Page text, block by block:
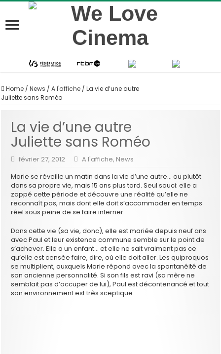
Home / News / A l'affiche / La vie d’une autre
Juliette sans Roméo
La vie d’une autre
Juliette sans Roméo
février 27, 2012 A l'affiche, News
Marie se réveille un matin dans la vie d’une autre… ou plutôt
dans sa propre vie, mais 15 ans plus tard. Seul souci: elle a
zappé cette période et découvre une réalité qu’elle ne
reconnaît pas, mais dont elle doit s’accommoder en temps
réel sous peine de se faire interner.
Dans cette vie (sa vie, donc), elle est mariée depuis neuf ans
avec Paul et leur existence commune semble sur le point de
s’achever. Elle a un enfant… et elle ne sait vraiment pas ce
qu’elle est censée faire, dire, où elle doit aller. Les quiproquos
se multiplient, auxquels Marie répond avec la spontanéité de
son ancienne personnalité. Si son fils est ravi (sa mère ne
semblait pas d’occuper de lui), Paul est décontenancé et tout
son environnement est très sceptique.